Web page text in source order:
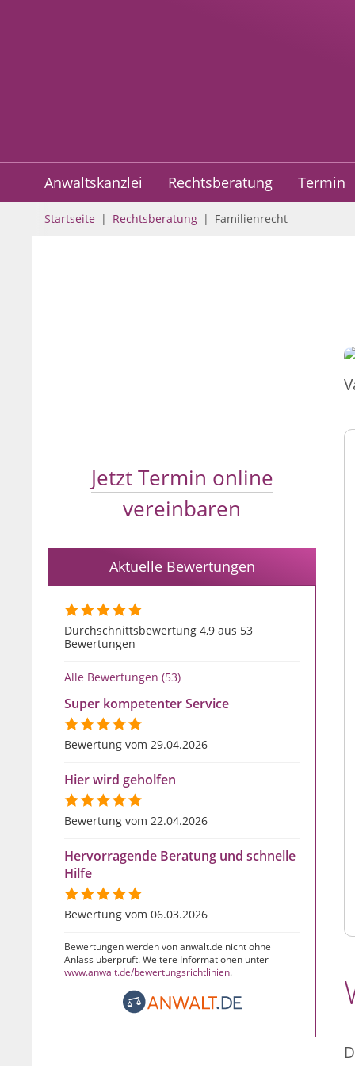
Anwaltskanzlei Rechtsberatung Termin
Startseite | Rechtsberatung | Familienrecht
Jetzt Termin online
vereinbaren
Aktuelle Bewertungen
Durchschnittsbewertung 4,9 aus 53
Bewertungen
Alle Bewertungen (53)
Super kompetenter Service
Bewertung vom 29.04.2026
Hier wird geholfen
Bewertung vom 22.04.2026
Hervorragende Beratung und schnelle
Hilfe
Bewertung vom 06.03.2026
Bewertungen werden von anwalt.de nicht ohne
Anlass überprüft. Weitere Informationen unter
www.anwalt.de/bewertungsrichtlinien.